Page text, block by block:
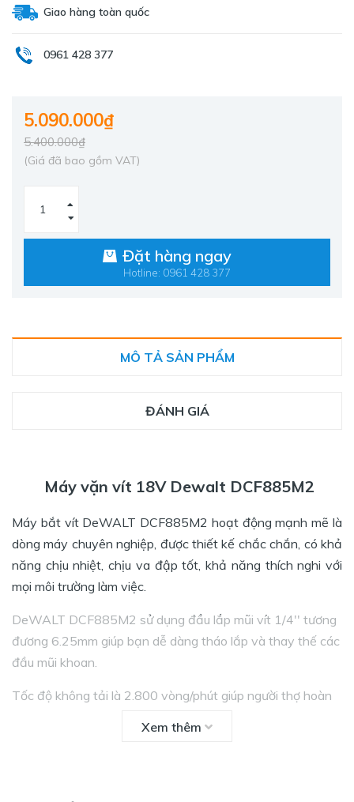
Giao hàng toàn quốc
0961 428 377
5.090.000₫
5.400.000₫
(Giá đã bao gồm VAT)
Đặt hàng ngay
Hotline: 0961 428 377
MÔ TẢ SẢN PHẨM
ĐÁNH GIÁ
Máy vặn vít 18V Dewalt DCF885M2
Máy bắt vít DeWALT DCF885M2 hoạt động mạnh mẽ là
dòng máy chuyên nghiệp, được thiết kế chắc chắn, có khả
năng chịu nhiệt, chịu va đập tốt, khả năng thích nghi với
mọi môi trường làm việc.
DeWALT DCF885M2 sử dụng đầu lắp mũi vít 1/4'' tương
đương 6.25mm giúp bạn dễ dàng tháo lắp và thay thế các
đầu mũi khoan.
Tốc độ không tải là 2.800 vòng/phút giúp người thợ hoàn
Xem thêm